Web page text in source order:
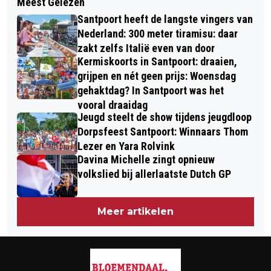
FORMULE 1-RECORD MET TIENDE
ZEGE OP RIJ
WELZIJN BLOEMENDAAL
BEKRACHTIGD SAMENWERKING MET
SENIORWEB
Santpoort heeft de langste vingers van
Nederland: 300 meter tiramisu: daar
zakt zelfs Italië even van door
Kermiskoorts in Santpoort: draaien,
grijpen en nét geen prijs: Woensdag
gehaktdag? In Santpoort was het
vooral draaidag
Jeugd steelt de show tijdens jeugdloop
Dorpsfeest Santpoort: Winnaars Thom
Lezer en Yara Rolvink
Davina Michelle zingt opnieuw
volkslied bij allerlaatste Dutch GP
Meer artikelen